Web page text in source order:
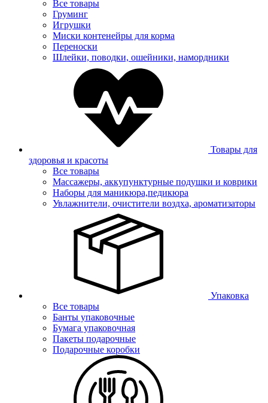
Все товары
Груминг
Игрушки
Миски контенейры для корма
Переноски
Шлейки, поводки, ошейники, намордники
Товары для
здоровья и красоты
Все товары
Массажеры, аккупунктурные подушки и коврики
Наборы для маникюра,педикюра
Увлажнители, очистители воздха, ароматизаторы
Упаковка
Все товары
Банты упаковочные
Бумага упаковочная
Пакеты подарочные
Подарочные коробки